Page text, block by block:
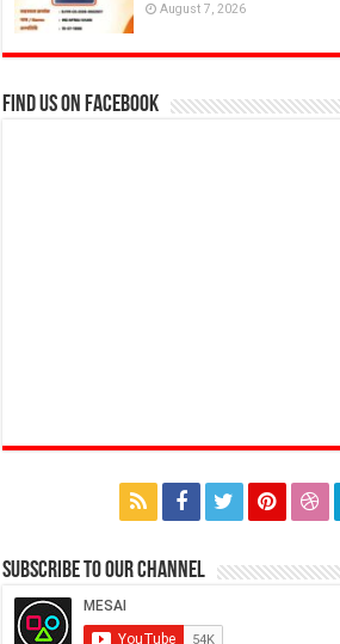
August 7, 2026
Find us on Facebook
Subscribe to our Channel